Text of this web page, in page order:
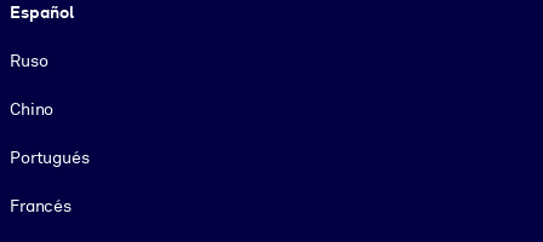
Español
Ruso
Chino
Portugués
Francés